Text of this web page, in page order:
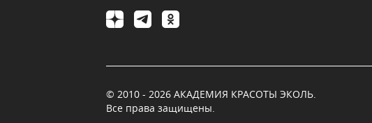
© 2010 - 2026 АКАДЕМИЯ КРАСОТЫ ЭКОЛЬ.
Все права защищены.